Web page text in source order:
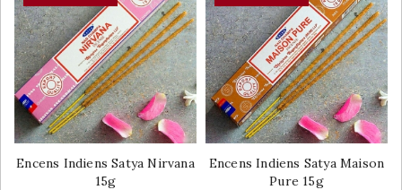
Encens Indiens Satya Nirvana
15g
Encens Indiens Satya Maison
Pure 15g